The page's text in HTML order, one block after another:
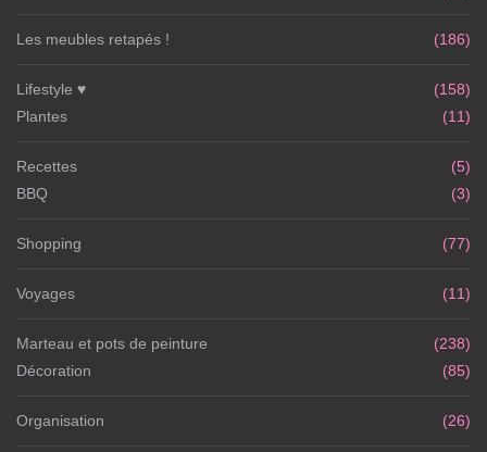
Les meubles retapés ! (186)
Lifestyle ♥
(158)
Plantes
(11)
Recettes
(5)
BBQ
(3)
Shopping (77)
Voyages (11)
Marteau et pots de peinture
(238)
Décoration
(85)
Organisation (26)